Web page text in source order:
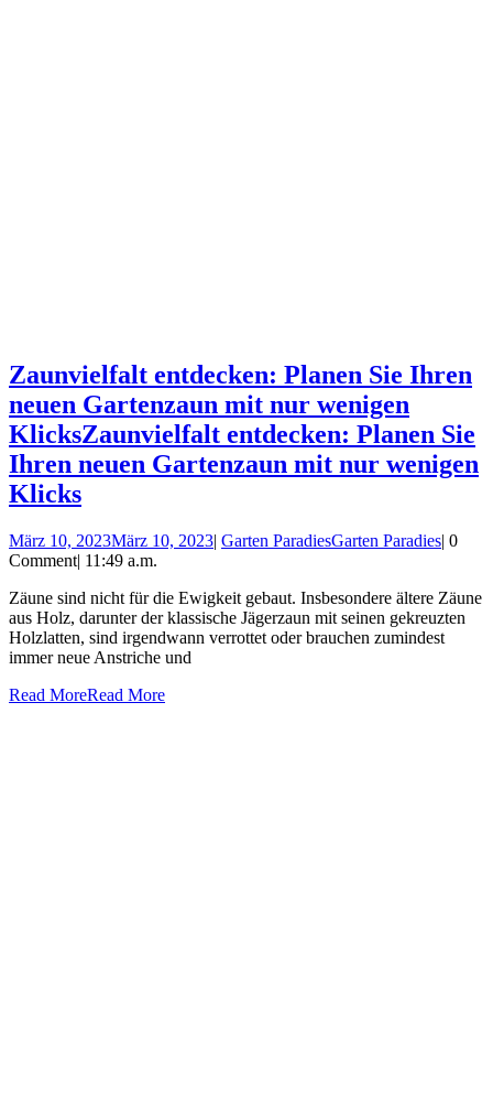
Zaunvielfalt entdecken: Planen Sie Ihren
neuen Gartenzaun mit nur wenigen
KlicksZaunvielfalt entdecken: Planen Sie
Ihren neuen Gartenzaun mit nur wenigen
Klicks
März 10, 2023März 10, 2023| Garten ParadiesGarten Paradies| 0
Comment| 11:49 a.m.
Zäune sind nicht für die Ewigkeit gebaut. Insbesondere ältere Zäune
aus Holz, darunter der klassische Jägerzaun mit seinen gekreuzten
Holzlatten, sind irgendwann verrottet oder brauchen zumindest
immer neue Anstriche und
Read MoreRead More